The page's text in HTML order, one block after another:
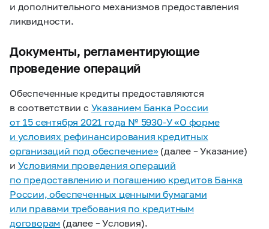
и дополнительного механизмов предоставления
ликвидности.
Документы, регламентирующие
проведение операций
Обеспеченные кредиты предоставляются
в соответствии с Указанием Банка России
от 15 сентября 2021 года № 5930-У«О форме
и условиях рефинансирования кредитных
организаций под обеспечение»(далее – Указание)
и Условиями проведения операций
по предоставлению и погашению кредитов Банка
России, обеспеченных ценными бумагами
или правами требования по кредитным
договорам (далее – Условия).